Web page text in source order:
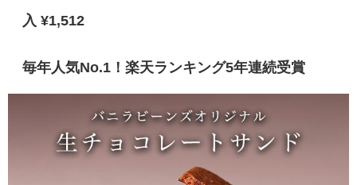
入 ¥1,512
毎年人気No.1！楽天ランキング5年連続受賞